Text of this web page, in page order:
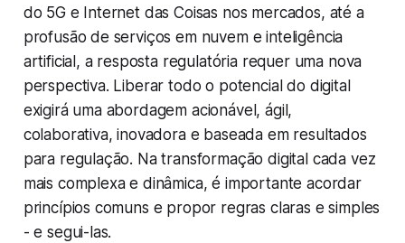
do 5G e Internet das Coisas nos mercados, até a
profusão de serviços em nuvem e inteligência
artificial, a resposta regulatória requer uma nova
perspectiva. Liberar todo o potencial do digital
exigirá uma abordagem acionável, ágil,
colaborativa, inovadora e baseada em resultados
para regulação. Na transformação digital cada vez
mais complexa e dinâmica, é importante acordar
princípios comuns e propor regras claras e simples
- e segui-las.